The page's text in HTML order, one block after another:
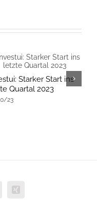
Starker Start ins
Quartal 2023
23
Xing